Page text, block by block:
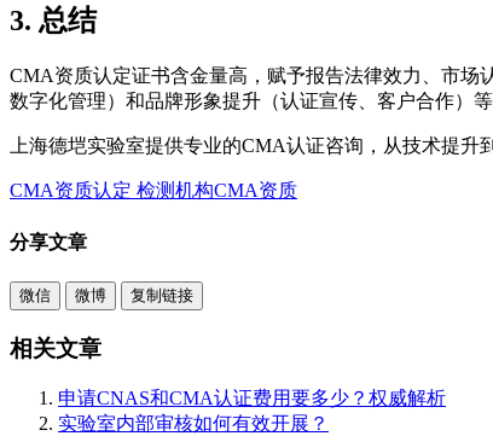
3. 总结
CMA资质认定证书含金量高，赋予报告法律效力、市场
数字化管理）和品牌形象提升（认证宣传、客户合作）
上海德垲实验室提供专业的CMA认证咨询，从技术提升
CMA资质认定 检测机构CMA资质
分享文章
微信 微博 复制链接
相关文章
申请CNAS和CMA认证费用要多少？权威解析
实验室内部审核如何有效开展？